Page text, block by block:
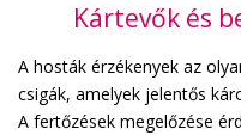
Kártevők és
A hosták érzékenyek az
csigák, amelyek jelentős
A fertőzések megelőzése